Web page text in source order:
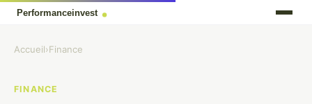
Accueil›Finance
FINANCE